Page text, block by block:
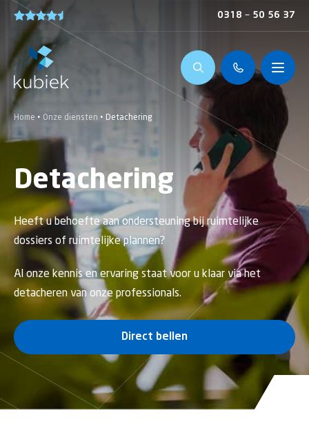
0318 – 50 56 37
Home • Onze diensten • Detachering
Detachering
Heeft u behoefte aan ondersteuning bij ruimtelijke
dossiers of ruimtelijke plannen?
Al onze kennis en ervaring staat voor u klaar via het
detacheren van onze professionals.
Direct bellen